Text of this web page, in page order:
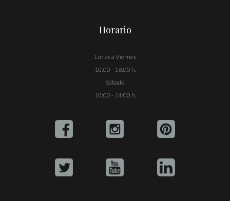
Horario
Lunes a Viernes
10:00 - 18:00 h.
Sábado
10:00 - 14:00 h.